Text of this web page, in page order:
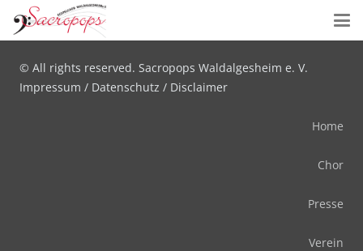
Designed bywunschseiten.de
© All rights reserved. Sacropops Waldalgesheim e. V.
Impressum / Datenschutz / Disclaimer
Home
Chor
Presse
Verein